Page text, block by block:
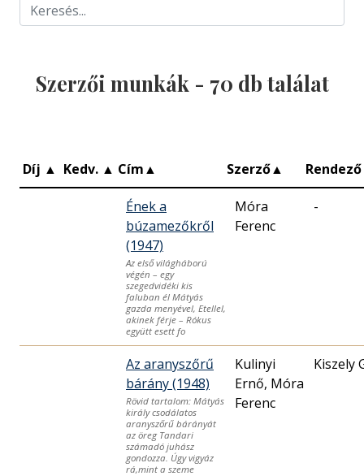
Szerzői munkák - 70 db találat
Díj ▲ Kedv. ▲ Cím▲ Szerző▲ Rendező
Ének a
búzamezőkről
(1947)
Az első világháború
végén – egy
szegedvidéki kis
faluban él Mátyás
gazda menyével, Etellel,
akinek férje – Rókus
együtt esett fo
Móra
Ferenc
-
Az aranyszőrű
bárány (1948)
Rövid tartalom: Mátyás
király csodálatos
aranyszőrű bárányát
az öreg Tandari
számadó juhász
gondozza. Úgy vigyáz
rá,mint a szeme
Kulinyi
Ernő, Móra
Ferenc
Kiszely